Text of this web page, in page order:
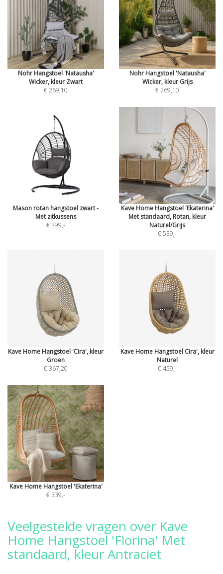
Nohr Hangstoel 'Natausha'
Wicker, kleur Zwart
€ 269,10
Nohr Hangstoel 'Natausha'
Wicker, kleur Grijs
€ 269,10
Mason rotan hangstoel zwart -
Met zitkussens
€ 399,-
Kave Home Hangstoel 'Ekaterina'
Met standaard, Rotan, kleur
Naturel/Grijs
€ 539,-
Kave Home Hangstoel 'Cira', kleur
Groen
€ 367,20
Kave Home Hangstoel Cira', kleur
Naturel
€ 459,-
Kave Home Hangstoel 'Ekaterina'
€ 339,-
Veelgestelde vragen over Kave
Home Hangstoel 'Florina' Met
standaard, kleur Antraciet